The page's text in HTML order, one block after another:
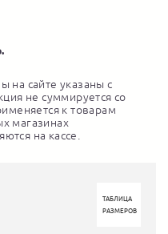
на сайте указаны с
не суммируется со
к товарам
магазинах
на кассе.
ТАБЛИЦА
РАЗМЕРОВ